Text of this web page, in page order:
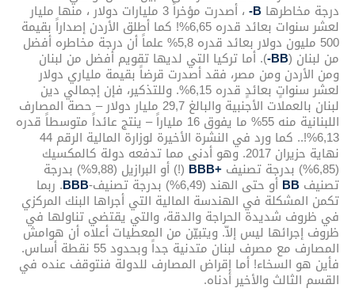
درجة مخاطرها B- ، أصدرت مؤخراً 3 مليارات دولار ، منها مليار
لعشر سنوات بعائد قدره 6,65%! كما أطلق الأردن إصداراً بقيمة
500 مليون دولار بعائد قدره 5,8% علماً أن درجة مخاطره أفضل
من لبنان (BB- ). أما تركيا التي لديها تقويم أفضل من لبنان
ومن الأردن ومن مصر، فقد أصدرت قرضاً بقيمة ملياري دولار
لعشر سنواتٍ بعائدٍ قدره 6,15%. وللتذكير، فإن إجمالي دين
لبنان بالعملات الأجنبية والبالغ 29,7 مليار دولار – حصة المصارف
اللبنانية منه 55% ما يفوق 16 ملياراً – ينتج عائداً متوسطاً قدره
6,13%!.. كما ورد في النشرة الأخيرة لوزارة المالية الرقم 44
نهاية حزيران 2017. وهو أدنى مما تدفعه دولة كالمكسيك
(6,85%) بدرجة تصنيف +
BBB (!) أو البرازيل (9,88%) بدرجة
تصنيف BB أو حتى الهند (6,49%) بدرجة تصنيف- BBB. ربما
تكمن المشكلة في الهندسة المالية التي أجراها البنك المركزي
في ظروف شديدة الحراجة والدقة، والتي يقتضي تناولها في
ظروف إجرائها ليس إلاّ. ويتبيّن من المعطيات أعلاه أن هوامش
المصارف مع مصرف لبنان متدنية جداً وبحدود 55 نقطة أساس.
فأين هو السخاء! أما إقراض المصارف للدولة فنتوقف عنده في
القسم الثالث والأخير أدناه.